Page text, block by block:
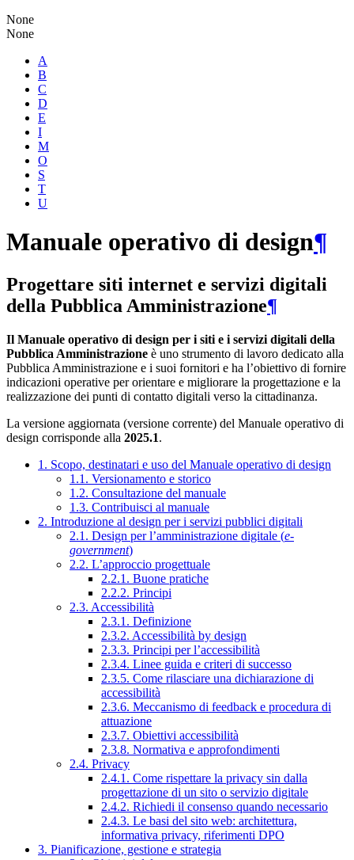
None
None
A
B
C
D
E
I
M
O
S
T
U
Manuale operativo di design¶
Progettare siti internet e servizi digitali
della Pubblica Amministrazione¶
Il Manuale operativo di design per i siti e i servizi digitali della
Pubblica Amministrazione è uno strumento di lavoro dedicato alla
Pubblica Amministrazione e i suoi fornitori e ha l’obiettivo di fornire
indicazioni operative per orientare e migliorare la progettazione e la
realizzazione dei punti di contatto digitali verso la cittadinanza.
La versione aggiornata (versione corrente) del Manuale operativo di
design corrisponde alla 2025.1.
1. Scopo, destinatari e uso del Manuale operativo di design
1.1. Versionamento e storico
1.2. Consultazione del manuale
1.3. Contribuisci al manuale
2. Introduzione al design per i servizi pubblici digitali
2.1. Design per l’amministrazione digitale (e-
government)
2.2. L’approccio progettuale
2.2.1. Buone pratiche
2.2.2. Principi
2.3. Accessibilità
2.3.1. Definizione
2.3.2. Accessibilità by design
2.3.3. Principi per l’accessibilità
2.3.4. Linee guida e criteri di successo
2.3.5. Come rilasciare una dichiarazione di
accessibilità
2.3.6. Meccanismo di feedback e procedura di
attuazione
2.3.7. Obiettivi accessibilità
2.3.8. Normativa e approfondimenti
2.4. Privacy
2.4.1. Come rispettare la privacy sin dalla
progettazione di un sito o servizio digitale
2.4.2. Richiedi il consenso quando necessario
2.4.3. Le basi del sito web: architettura,
informativa privacy, riferimenti DPO
3. Pianificazione, gestione e strategia